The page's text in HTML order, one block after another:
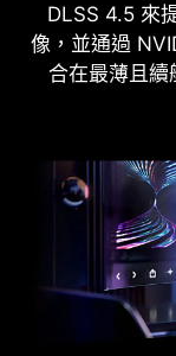
DLSS 4.5 來
像，並通過
合在最薄且續